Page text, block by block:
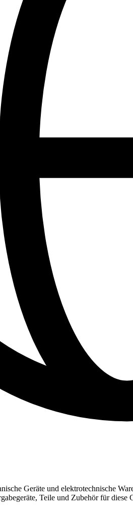
Geräte und elektrotechnische
Teile und Zubehör für diese